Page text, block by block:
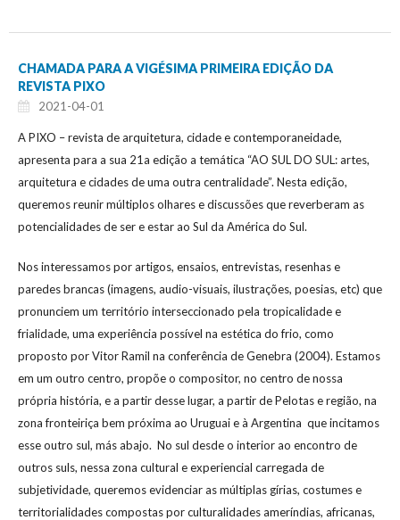
CHAMADA PARA A VIGÉSIMA PRIMEIRA EDIÇÃO DA
REVISTA PIXO
2021-04-01
A PIXO – revista de arquitetura, cidade e contemporaneidade,
apresenta para a sua 21a edição a temática “AO SUL DO SUL: artes,
arquitetura e cidades de uma outra centralidade”. Nesta edição,
queremos reunir múltiplos olhares e discussões que reverberam as
potencialidades de ser e estar ao Sul da América do Sul.
Nos interessamos por artigos, ensaios, entrevistas, resenhas e
paredes brancas (imagens, audio-visuais, ilustrações, poesias, etc) que
pronunciem um território interseccionado pela tropicalidade e
frialidade, uma experiência possível na estética do frio, como
proposto por Vitor Ramil na conferência de Genebra (2004). Estamos
em um outro centro, propõe o compositor, no centro de nossa
própria história, e a partir desse lugar, a partir de Pelotas e região, na
zona fronteiriça bem próxima ao Uruguai e à Argentina que incitamos
esse outro sul, más abajo. No sul desde o interior ao encontro de
outros suls, nessa zona cultural e experiencial carregada de
subjetividade, queremos evidenciar as múltiplas gírias, costumes e
territorialidades compostas por culturalidades ameríndias, africanas,